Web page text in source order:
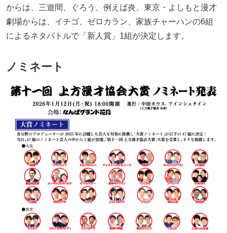
からは、三遊間、ぐろう、例えば炎、東京・よしもと漫才
劇場からは、イチゴ、ゼロカラン、家族チャーハンの6組
によるネタバトルで「新人賞」1組が決定します。
ノミネート